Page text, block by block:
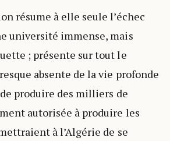
résume à elle seule l’échec
université immense, mais
; présente sur tout le
absente de la vie profonde
produire des milliers de
autorisée à produire les
à l’Algérie de se